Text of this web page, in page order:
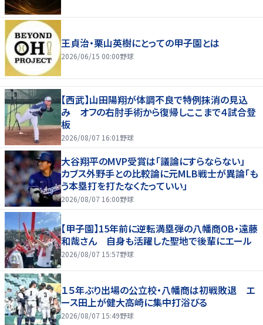
王貞治・栗山英樹にとっての甲子園とは
2026/06/15 00:00野球
【西武】山田陽翔が体調不良で特例抹消の見込
み オフの右肘手術から復帰しここまで４試合登
板
2026/08/07 16:01 野球
大谷翔平のMVP受賞は「議論にすらならない」
カブス外野手との比較論に元MLB戦士が異論「も
う本塁打を打たなくたっていい」
2026/08/07 16:00野球
【甲子園】15年前に逆転満塁弾の八幡商OB・遠藤
和哉さん 自身も活躍した聖地で後輩にエール
2026/08/07 15:57野球
１５年ぶり出場の公立校・八幡商は初戦敗退 エ
ース田上が健大高崎に集中打浴びる
2026/08/07 15:49野球